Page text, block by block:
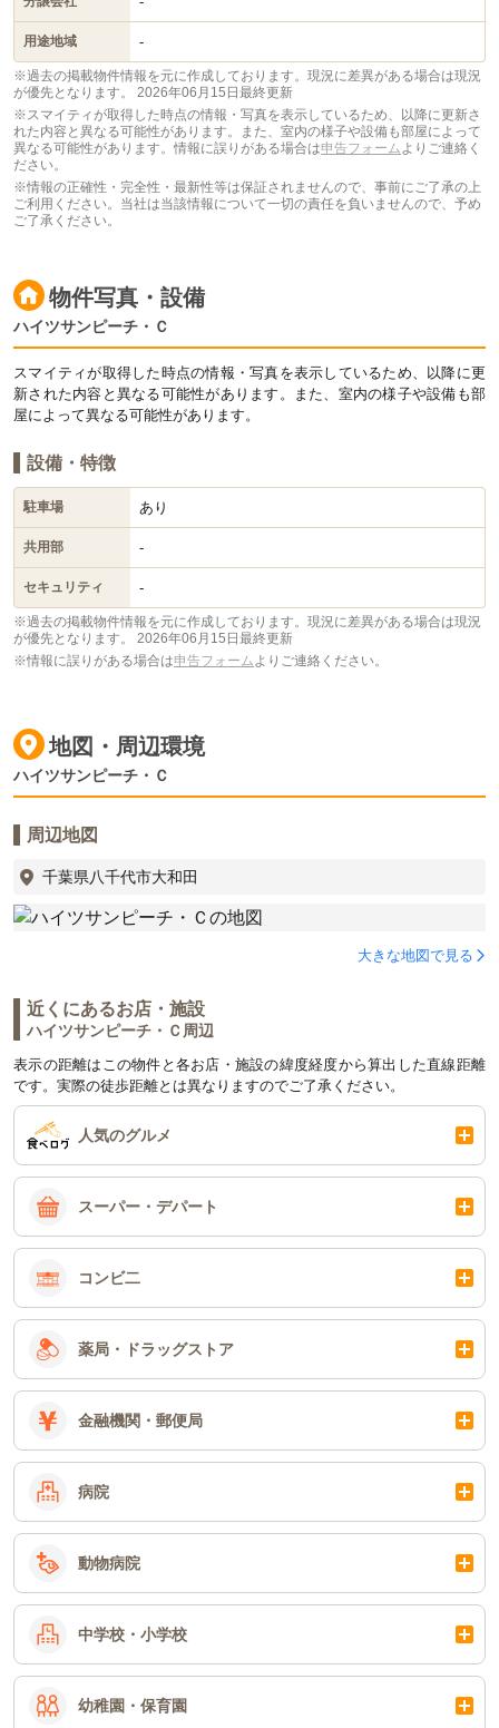
用途地域 -
※過去の掲載物件情報を元に作成しております。現況に差異がある場合は現況
が優先となります。 2026年06月15日最終更新
※スマイティが取得した時点の情報・写真を表示しているため、以降に更新さ
れた内容と異なる可能性があります。また、室内の様子や設備も部屋によって
異なる可能性があります。情報に誤りがある場合は申告フォーム よりご連絡く
ださい。
※情報の正確性・完全性・最新性等は保証されませんので、事前にご了承の上
ご利用ください。当社は当該情報について一切の責任を負いませんので、予め
ご了承ください。
物件写真・設備
ハイツサンピーチ・Ｃ
スマイティが取得した時点の情報・写真を表示しているため、以降に更
新された内容と異なる可能性があります。また、室内の様子や設備も部
屋によって異なる可能性があります。
設備・特徴
駐車場 あり
共用部 -
セキュリティ -
※過去の掲載物件情報を元に作成しております。現況に差異がある場合は現況
が優先となります。 2026年06月15日最終更新
※情報に誤りがある場合は申告フォーム よりご連絡ください。
地図・周辺環境
ハイツサンピーチ・Ｃ
周辺地図
千葉県八千代市大和田
大きな地図で見る
近くにあるお店・施設
ハイツサンピーチ・Ｃ周辺
表示の距離はこの物件と各お店・施設の緯度経度から算出した直線距離
です。実際の徒歩距離とは異なりますのでご了承ください。
人気のグルメ
スーパー・デパート
コンビ二
薬局・ドラッグストア
金融機関・郵便局
病院
動物病院
中学校・小学校
幼稚園・保育園